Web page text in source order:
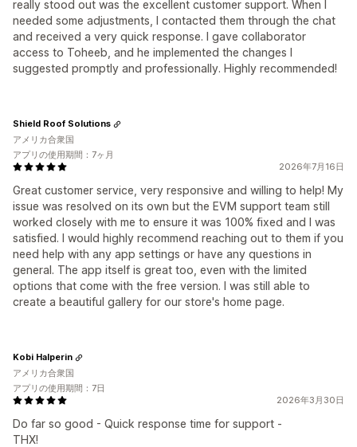
really stood out was the excellent customer support. When I
needed some adjustments, I contacted them through the chat
and received a very quick response. I gave collaborator
access to Toheeb, and he implemented the changes I
suggested promptly and professionally. Highly recommended!
2026年7月16日
Great customer service, very responsive and willing to help! My
issue was resolved on its own but the EVM support team still
worked closely with me to ensure it was 100% fixed and I was
satisfied. I would highly recommend reaching out to them if you
need help with any app settings or have any questions in
general. The app itself is great too, even with the limited
options that come with the free version. I was still able to
create a beautiful gallery for our store's home page.
Shield Roof Solutions
アメリカ合衆国
アプリの使用期間：7ヶ月
2026年3月30日
Do far so good - Quick response time for support -
THX!
Kobi Halperin
アメリカ合衆国
アプリの使用期間：7日